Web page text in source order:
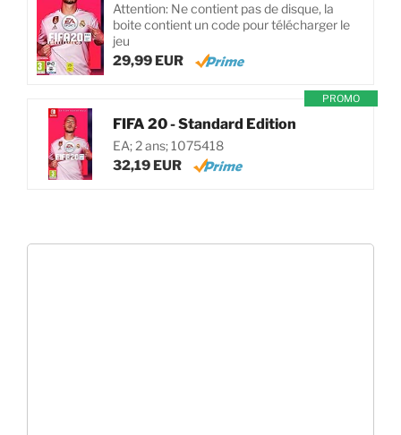
Attention: Ne contient pas de disque, la
boite contient un code pour télécharger le
jeu
29,99 EUR
PROMO
FIFA 20 - Standard Edition
EA; 2 ans; 1075418
32,19 EUR